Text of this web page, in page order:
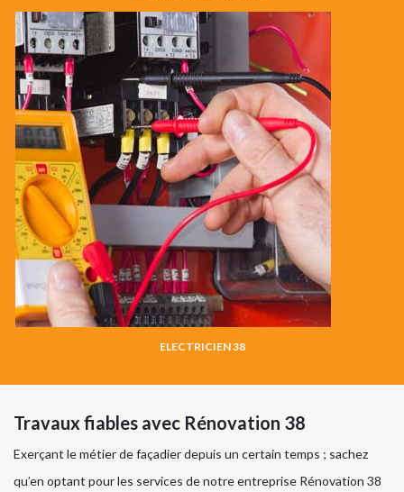
ELECTRICIEN 38
Travaux fiables avec Rénovation 38
Exerçant le métier de façadier depuis un certain temps ; sachez
qu’en optant pour les services de notre entreprise Rénovation 38